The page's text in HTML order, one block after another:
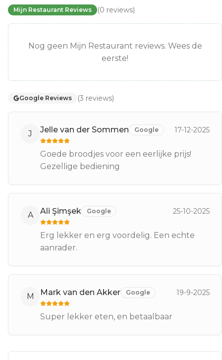
Mijn Restaurant Reviews (0 reviews)
Nog geen Mijn Restaurant reviews. Wees de
eerste!
Google Reviews (3 reviews)
J Jelle van der Sommen Google 17-12-2025
Goede broodjes voor een eerlijke prijs!
Gezellige bediening
A Ali Şimşek Google 25-10-2025
Erg lekker en erg voordelig. Een echte
aanrader.
M Mark van den Akker Google 19-9-2025
Super lekker eten, en betaalbaar